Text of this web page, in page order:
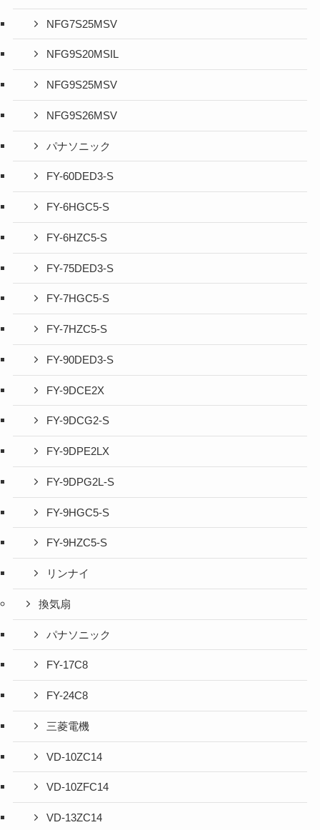
NFG7S25MSV
NFG9S20MSIL
NFG9S25MSV
NFG9S26MSV
パナソニック
FY-60DED3-S
FY-6HGC5-S
FY-6HZC5-S
FY-75DED3-S
FY-7HGC5-S
FY-7HZC5-S
FY-90DED3-S
FY-9DCE2X
FY-9DCG2-S
FY-9DPE2LX
FY-9DPG2L-S
FY-9HGC5-S
FY-9HZC5-S
リンナイ
換気扇
パナソニック
FY-17C8
FY-24C8
三菱電機
VD-10ZC14
VD-10ZFC14
VD-13ZC14